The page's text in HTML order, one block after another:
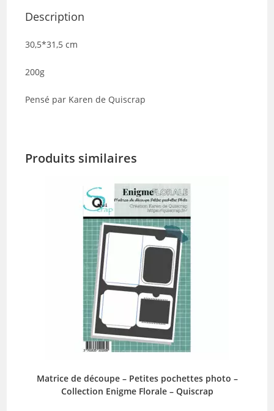
Description
30,5*31,5 cm
200g
Pensé par Karen de Quiscrap
Produits similaires
Matrice de découpe – Petites pochettes photo –
Collection Enigme Florale – Quiscrap